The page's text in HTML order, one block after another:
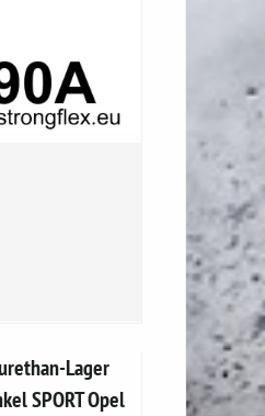
Lager
SPORT Opel